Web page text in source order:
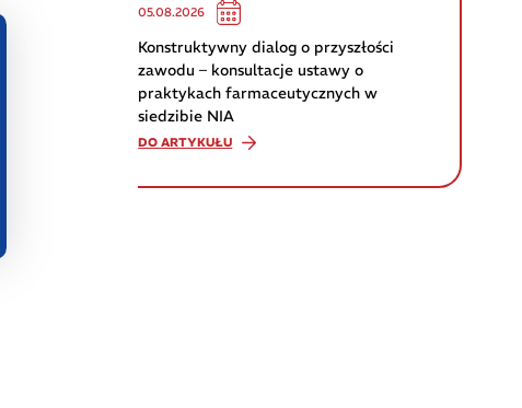
05.08.2026
Konstruktywny dialog o przyszłości
zawodu – konsultacje ustawy o
praktykach farmaceutycznych w
siedzibie NIA
DO ARTYKUŁU